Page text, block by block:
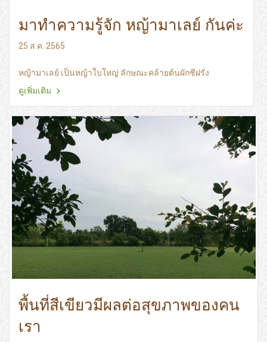
มาทำความรู้จัก หญ้ามาเลย์ กันค่ะ
25 ส.ค. 2565
หญ้ามาเลย์ เป็นหญ้าใบใหญ่ ลักษณะคล้ายต้นผักชีฝรั่ง
ดูเพิ่มเติม
พื้นที่สีเขียวมีผลต่อสุขภาพของคน
เรา